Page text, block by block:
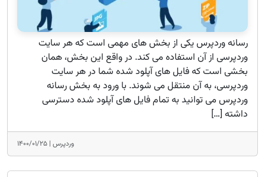
رسانه وردپرس یکی از بخش های مهمی است که هر سایت
وردپرسی از آن استفاده می کند. در واقع این بخش، همان
بخشی است که فایل های آپلود شده شما در هر سایت
وردپرسی، به آن منتقل می شوند. با ورود به بخش رسانه
وردپرس می توانید به تمام فایل های آپلود شده دسترسی
داشته […]
وردپرس | ۱۴۰۰/۰۱/۲۵